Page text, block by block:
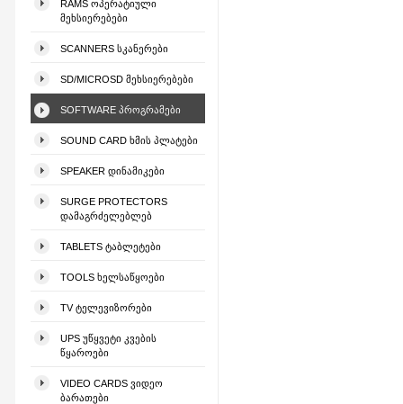
RAMS ᲝᲞᲔᲠᲐᲢᲘᲣᲚᲘ
ᲛᲔᲮᲡᲘᲔᲠᲔᲑᲔᲑᲘ
SCANNERS ᲡᲙᲐᲜᲔᲠᲔᲑᲘ
SD/MICROSD ᲛᲔᲮᲡᲘᲔᲠᲔᲑᲔᲑᲘ
SOFTWARE ᲞᲠᲝᲒᲠᲐᲛᲔᲑᲘ
SOUND CARD ᲮᲛᲘᲡ ᲞᲚᲐᲢᲔᲑᲘ
SPEAKER ᲓᲘᲜᲐᲛᲘᲙᲔᲑᲘ
SURGE PROTECTORS
ᲓᲐᲛᲐᲒᲠᲫᲔᲚᲔᲑᲚᲔᲑ
TABLETS ᲢᲐᲑᲚᲔᲢᲔᲑᲘ
TOOLS ᲮᲔᲚᲡᲐᲬᲧᲝᲔᲑᲘ
TV ᲢᲔᲚᲔᲕᲘᲖᲝᲠᲔᲑᲘ
UPS ᲣᲬᲧᲕᲔᲢᲘ ᲙᲕᲔᲑᲘᲡ
ᲬᲧᲐᲠᲝᲔᲑᲘ
VIDEO CARDS ᲕᲘᲓᲔᲝ
ᲑᲐᲠᲐᲗᲔᲑᲘ